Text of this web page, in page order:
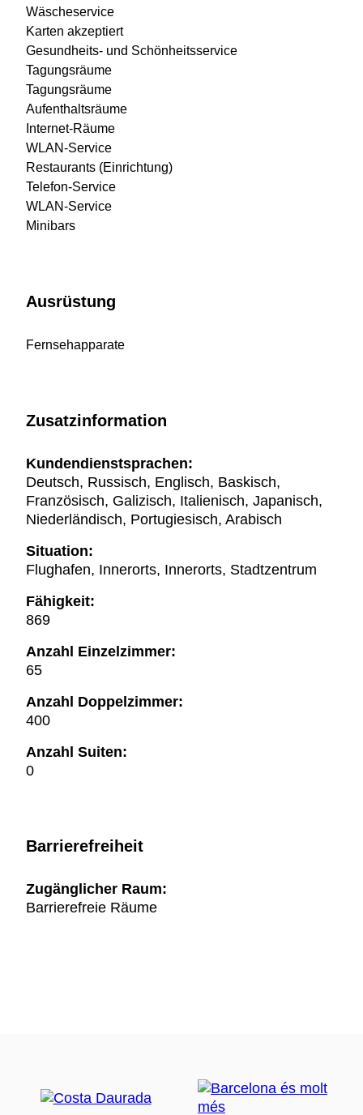
Wäscheservice
Karten akzeptiert
Gesundheits- und Schönheitsservice
Tagungsräume
Tagungsräume
Aufenthaltsräume
Internet-Räume
WLAN-Service
Restaurants (Einrichtung)
Telefon-Service
WLAN-Service
Minibars
Ausrüstung
Fernsehapparate
Zusatzinformation
Kundendienstsprachen:
Deutsch, Russisch, Englisch, Baskisch,
Französisch, Galizisch, Italienisch, Japanisch,
Niederländisch, Portugiesisch, Arabisch
Situation:
Flughafen, Innerorts, Innerorts, Stadtzentrum
Fähigkeit:
869
Anzahl Einzelzimmer:
65
Anzahl Doppelzimmer:
400
Anzahl Suiten:
0
Barrierefreiheit
Zugänglicher Raum:
Barrierefreie Räume